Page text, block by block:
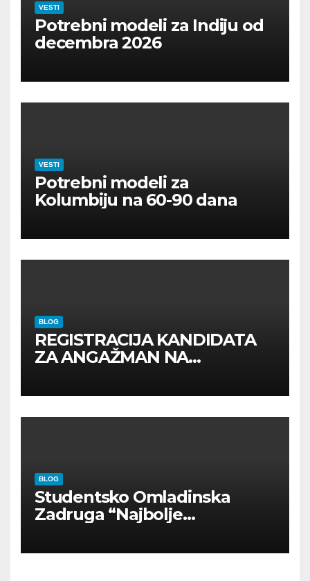
VESTI
Potrebni modeli za Indiju od
decembra 2026
VESTI
Potrebni modeli za
Kolumbiju na 60-90 dana
BLOG
REGISTRACIJA KANDIDATA
ZA ANGAŽMAN NA
BLOG
Studentsko Omladinska
Zadruga “Najbolje